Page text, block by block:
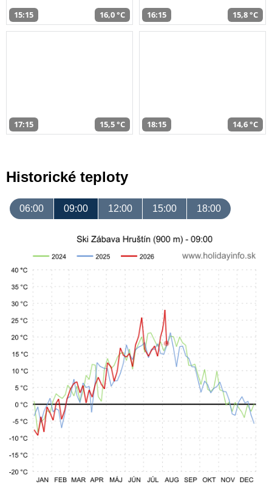
15:15 16,0 °C 16:15 15,8 °C
17:15 15,5 °C 18:15 14,6 °C
Historické teploty
06:00 09:00 12:00 15:00 18:00